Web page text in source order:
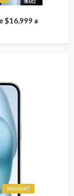
$16,999 a
WALMART